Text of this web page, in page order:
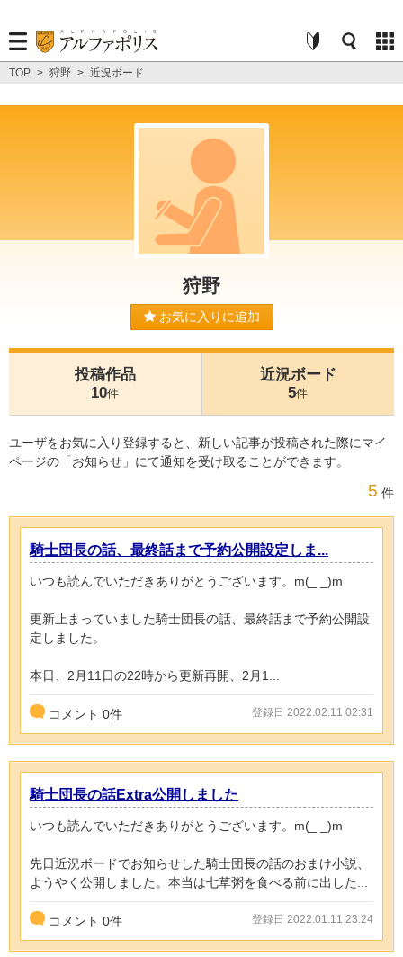
TOP > 狩野 > 近況ボード
狩野
お気に入りに追加
投稿作品
10件
近況ボード
5件
ユーザをお気に入り登録すると、新しい記事が投稿された際にマイ
ページの「お知らせ」にて通知を受け取ることができます。
5 件
騎士団長の話、最終話まで予約公開設定しま...
いつも読んでいただきありがとうございます。m(_ _)m
更新止まっていました騎士団長の話、最終話まで予約公開設
定しました。
本日、2月11日の22時から更新再開、2月1...
コメント 0件 登録日 2022.02.11 02:31
騎士団長の話Extra公開しました
いつも読んでいただきありがとうございます。m(_ _)m
先日近況ボードでお知らせした騎士団長の話のおまけ小説、
ようやく公開しました。本当は七草粥を食べる前に出した...
コメント 0件 登録日 2022.01.11 23:24